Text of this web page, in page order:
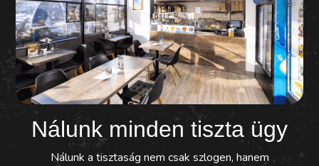
Nálunk minden tiszta ügy
Nálunk a tisztaság nem csak szlogen, hanem